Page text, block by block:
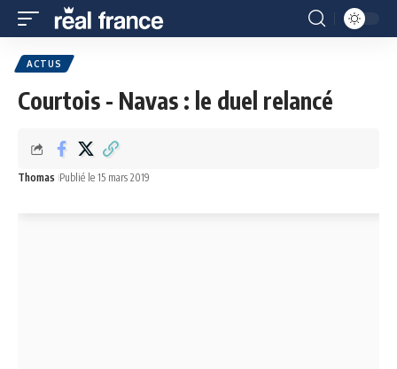
ACTUS
Courtois - Navas : le duel relancé
Thomas Publié le 15 mars 2019